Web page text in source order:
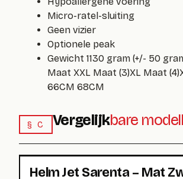
Micro-ratel-sluiting
Geen vizier
Optionele peak
Gewicht 1130 gram (+/- 50
Maat XXL Maat (3)XL Maat
66CM 68CM
§ C Vergelijkbare
Helm Jet Sarenta – Mat